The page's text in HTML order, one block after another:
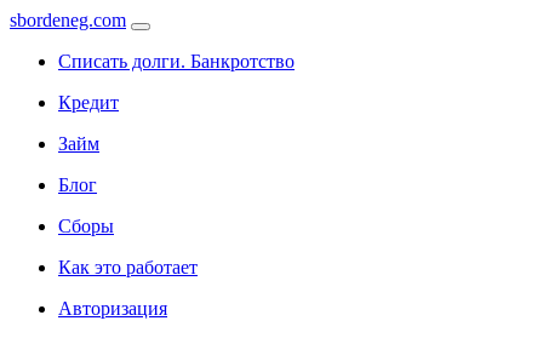
sbordeneg.com
Списать долги. Банкротство
Кредит
Займ
Блог
Сборы
Как это работает
Авторизация